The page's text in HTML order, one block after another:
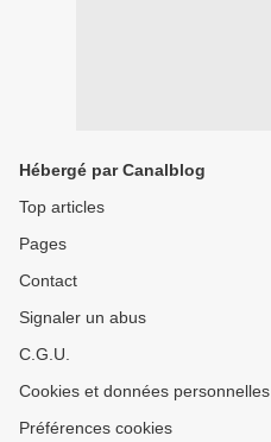
Hébergé par Canalblog
Top articles
Pages
Contact
Signaler un abus
C.G.U.
Cookies et données personnelles
Préférences cookies